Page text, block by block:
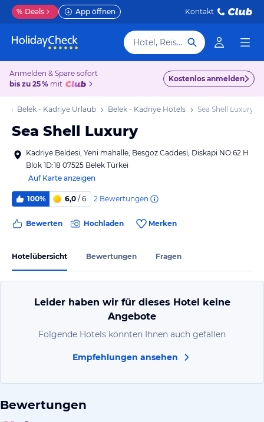
% Deals App öffnen Kontakt
Hotel, Reiseziel
Anmelden & Spare sofort
bis zu 25 % mit
Kostenlos anmelden
Belek - Kadriye Urlaub Belek - Kadriye Hotels Sea Shell Luxury
Sea Shell Luxury
Kadriye Beldesi, Yeni mahalle, Besgoz Caddesi, Diskapi NO:62 H
Blok 1D:18 07525 Belek Türkei
Auf Karte anzeigen
100% 6,0 / 6 2 Bewertungen
Bewerten Hochladen Merken
Hotelübersicht Bewertungen Fragen
Leider haben wir für dieses Hotel keine
Angebote
Folgende Hotels könnten Ihnen auch gefallen
Empfehlungen ansehen
Bewertungen